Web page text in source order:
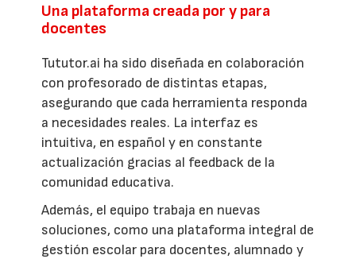
Una plataforma creada por y para
docentes
Tututor.ai ha sido diseñada en colaboración
con profesorado de distintas etapas,
asegurando que cada herramienta responda
a necesidades reales. La interfaz es
intuitiva, en español y en constante
actualización gracias al feedback de la
comunidad educativa.
Además, el equipo trabaja en nuevas
soluciones, como una plataforma integral de
gestión escolar para docentes, alumnado y